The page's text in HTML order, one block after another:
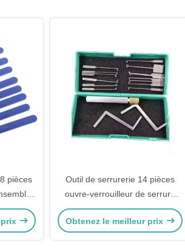
pièces
de
Outil de serrurerie 14 pièces
ouvre-verrouilleur de serrure
automatique
Obtenez le meilleur prix